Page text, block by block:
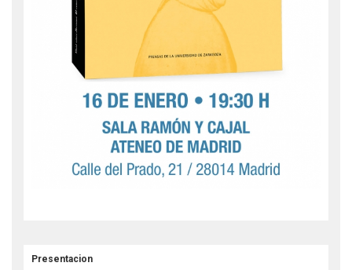
Presentacion